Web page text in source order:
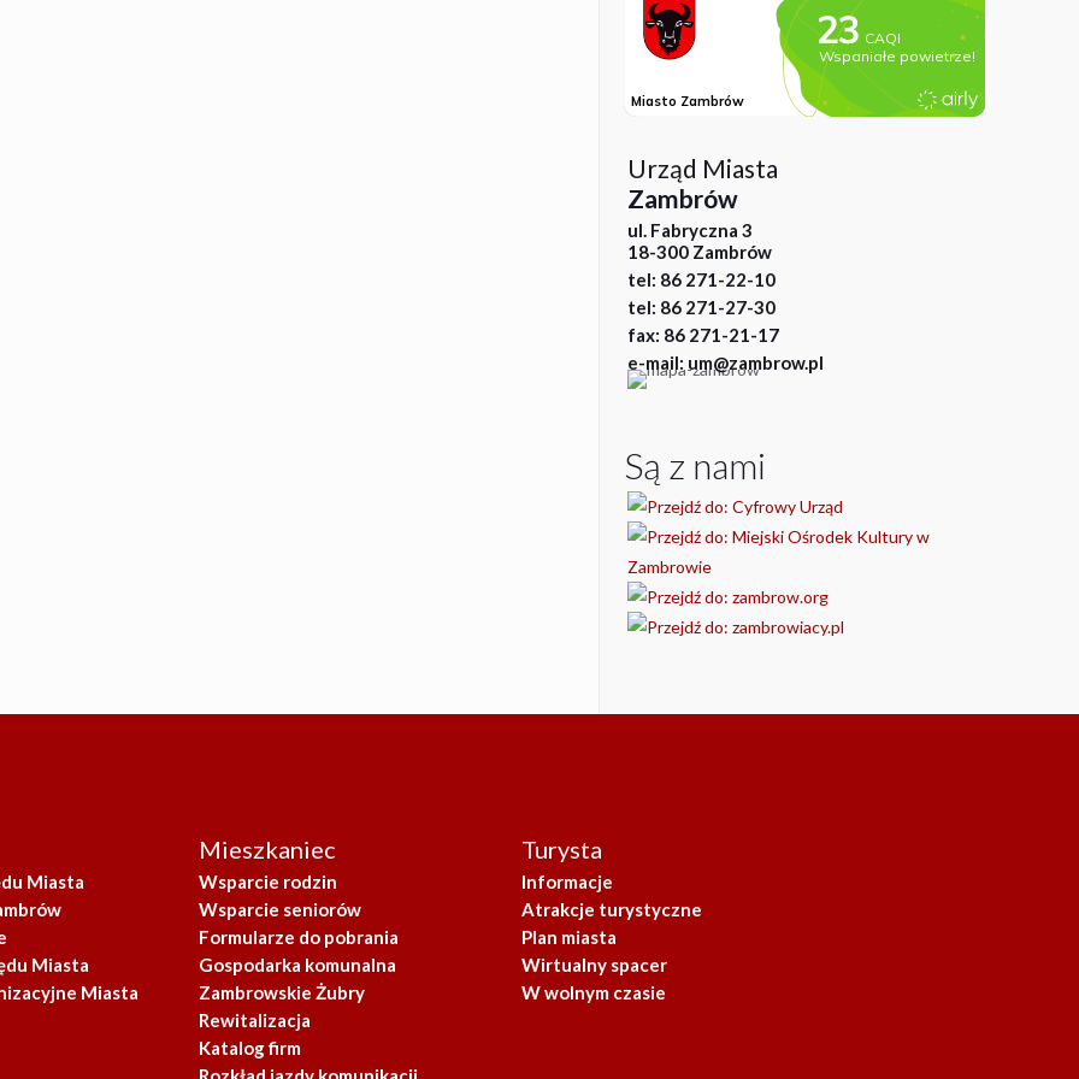
Urząd Miasta
Zambrów
ul. Fabryczna 3
18-300 Zambrów
tel: 86 271-22-10
tel: 86 271-27-30
fax: 86 271-21-17
e-mail: um@zambrow.pl
Są z nami
Miasta
Miasta
Miasta
Mieszkaniec
Wsparcie rodzin
Wsparcie seniorów
Formularze do pobrania
Gospodarka komunalna
Zambrowskie Żubry
Rewitalizacja
Katalog firm
Turysta
Informacje
Atrakcje turystyczne
Plan miasta
Wirtualny spacer
W wolnym czasie